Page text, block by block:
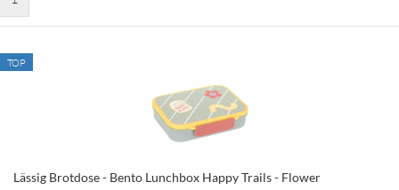
TOP
Lässig Brotdose - Bento Lunchbox Happy Trails - Flower